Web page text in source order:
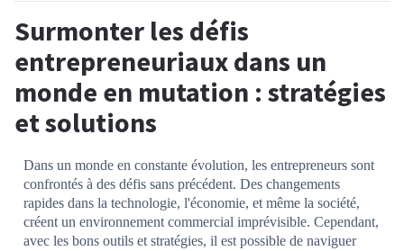
Surmonter les défis
entrepreneuriaux dans un
monde en mutation : stratégies
et solutions
Dans un monde en constante évolution, les entrepreneurs sont
confrontés à des défis sans précédent. Des changements
rapides dans la technologie, l'économie, et même la société,
créent un environnement commercial imprévisible. Cependant,
avec les bons outils et stratégies, il est possible de naviguer